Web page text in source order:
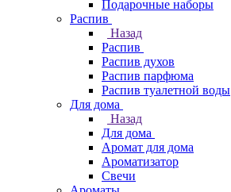
Подарочные наборы
Распив
Назад
Распив
Распив духов
Распив парфюма
Распив туалетной воды
Для дома
Назад
Для дома
Аромат для дома
Ароматизатор
Свечи